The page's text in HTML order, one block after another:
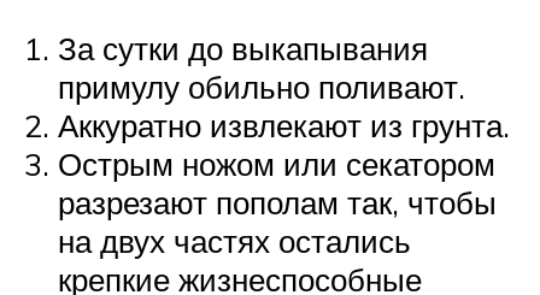
За сутки до выкапывания
примулу обильно поливают.
Аккуратно извлекают из грунта.
Острым ножом или секатором
разрезают пополам так, чтобы
на двух частях остались
крепкие жизнеспособные